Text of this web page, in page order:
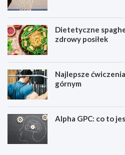
Dietetyczne
zdrowy posiłek
Najlepsze
górnym
Alpha GPC: co to
W
D